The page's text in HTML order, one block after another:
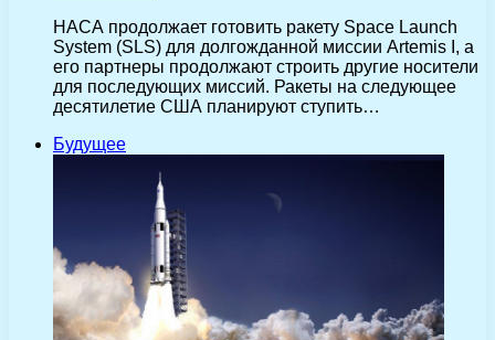
НАСА продолжает готовить ракету Space Launch
System (SLS) для долгожданной миссии Artemis I, а
его партнеры продолжают строить другие носители
для последующих миссий. Ракеты на следующее
десятилетие США планируют ступить…
Будущее